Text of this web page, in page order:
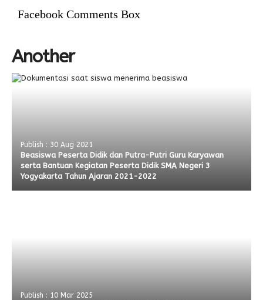
Facebook Comments Box
Another
Publish : 30 Aug 2021
Beasiswa Peserta Didik dan Putra-Putri Guru Karyawan
serta Bantuan Kegiatan Peserta Didik SMA Negeri 3
Yogyakarta Tahun Ajaran 2021-2022
Publish : 10 Mar 2025